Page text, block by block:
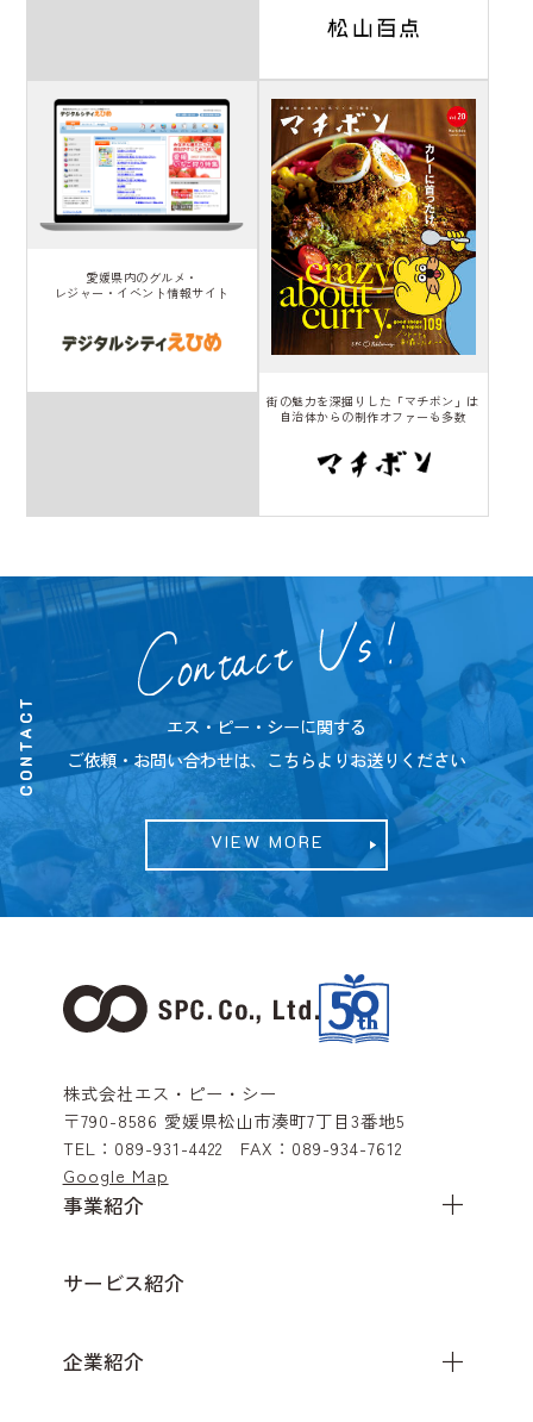
愛媛県内のグルメ・
レジャー・イベント情報サイト
街の魅力を深掘りした「マチボン」は
自治体からの制作オファーも多数
CONTACT
エス・ピー・シーに関する
ご依頼・お問い合わせは、こちらよりお送りください
VIEW MORE
株式会社エス・ピー・シー
〒790-8586 愛媛県松山市湊町7丁目3番地5
TEL： 089-931-4422 FAX： 089-934-7612
Google Map
事業紹介
サービス紹介
企業紹介